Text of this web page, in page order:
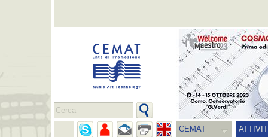
CEMAT